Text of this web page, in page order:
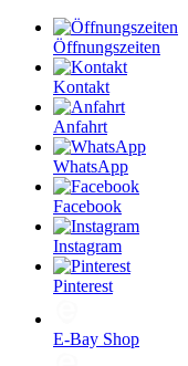
Öffnungszeiten
Kontakt
Anfahrt
WhatsApp
Facebook
Instagram
Pinterest
E-Bay Shop